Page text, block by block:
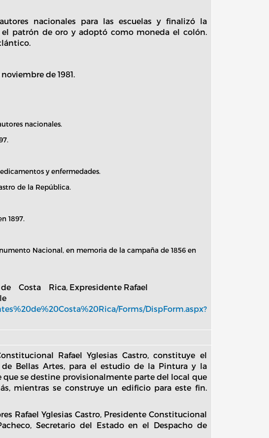
nacionales para las escuelas y finalizó la
patrón de oro y adoptó como moneda el colón.
de 1981.
nacionales.
y enfermedades.
de la República.
1897.
Nacional, en memoria de la campaña de 1856 en
Costa Rica, Expresidente Rafael
Forms/DispForm.aspx?
Rafael Yglesias Castro, constituye el
Bellas Artes, para el estudio de la Pintura y la
se destine provisionalmente parte del local que
mientras se construye un edificio para este fin.
Rafael Yglesias Castro, Presidente Constitucional
Secretario del Estado en el Despacho de